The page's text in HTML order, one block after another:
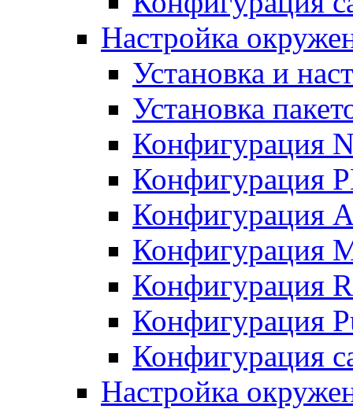
Настройка
Установка и
Установка
Конфигурация
Конфигурация
Конфигурация
Конфигурация
Конфигурация
Конфигурация
Конфигурация
Настройка